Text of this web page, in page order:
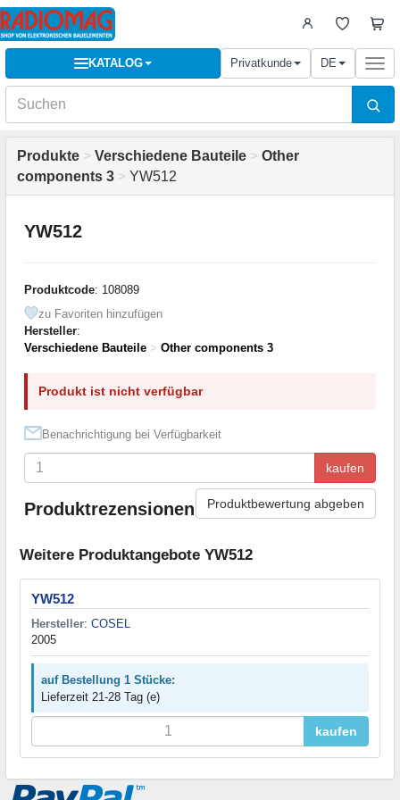
KATALOG Privatkunde DE
Produkte > Verschiedene Bauteile > Other
components 3 > YW512
YW512
Produktcode: 108089
zu Favoriten hinzufügen
Hersteller:
Verschiedene Bauteile > Other components 3
Produkt ist nicht verfügbar
Benachrichtigung bei Verfügbarkeit
kaufen
Produktrezensionen Produktbewertung abgeben
Weitere Produktangebote YW512
YW512
Hersteller: COSEL
2005
auf Bestellung 1 Stücke:
Lieferzeit 21-28 Tag (e)
kaufen